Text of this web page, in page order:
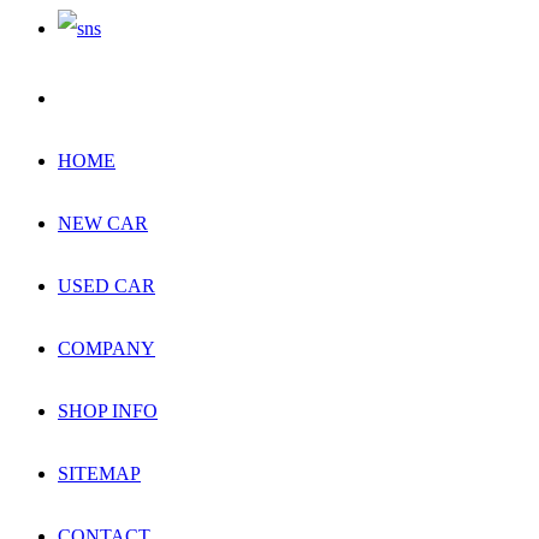
HOME
NEW CAR
USED CAR
COMPANY
SHOP INFO
SITEMAP